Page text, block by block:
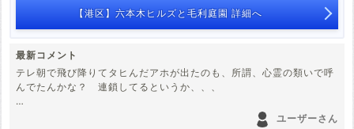
【港区】六本木ヒルズと毛利庭園 詳細へ
最新コメント
テレ朝で飛び降りてタヒんだアホが出たのも、所謂、心霊の類いで呼
んでたんかな？ 連鎖してるというか、、、
ユーザーさん